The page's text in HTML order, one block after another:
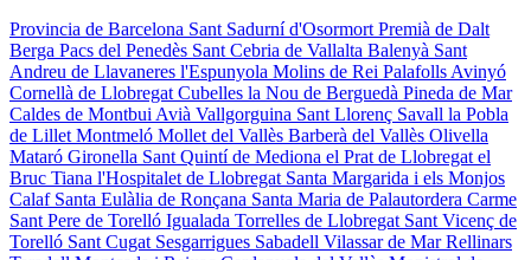
Provincia de Barcelona Sant Sadurní d'Osormort Premià de Dalt
Berga Pacs del Penedès Sant Cebria de Vallalta Balenyà Sant
Andreu de Llavaneres l'Espunyola Molins de Rei Palafolls Avinyó
Cornellà de Llobregat Cubelles la Nou de Berguedà Pineda de Mar
Caldes de Montbui Avià Vallgorguina Sant Llorenç Savall la Pobla
de Lillet Montmeló Mollet del Vallès Barberà del Vallès Olivella
Mataró Gironella Sant Quintí de Mediona el Prat de Llobregat el
Bruc Tiana l'Hospitalet de Llobregat Santa Margarida i els Monjos
Calaf Santa Eulàlia de Ronçana Santa Maria de Palautordera Carme
Sant Pere de Torelló Igualada Torrelles de Llobregat Sant Vicenç de
Torelló Sant Cugat Sesgarrigues Sabadell Vilassar de MarRellinars